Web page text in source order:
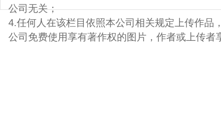
公司无关；
4.任何人在该栏目依照本公司相关规定上传作品
公司免费使用享有著作权的图片，作者或上传者